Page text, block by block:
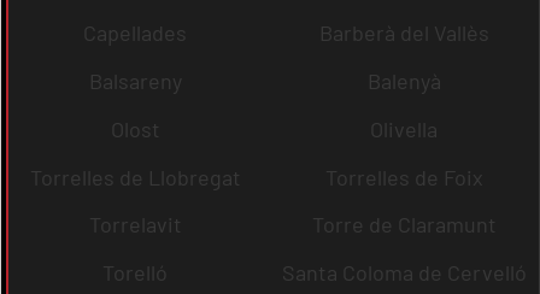
Capellades
Barberà del Vallès
Balsareny
Balenyà
Olost
Olivella
Torrelles de Llobregat
Torrelles de Foix
Torrelavit
Torre de Claramunt
Torelló
Santa Coloma de Cervelló